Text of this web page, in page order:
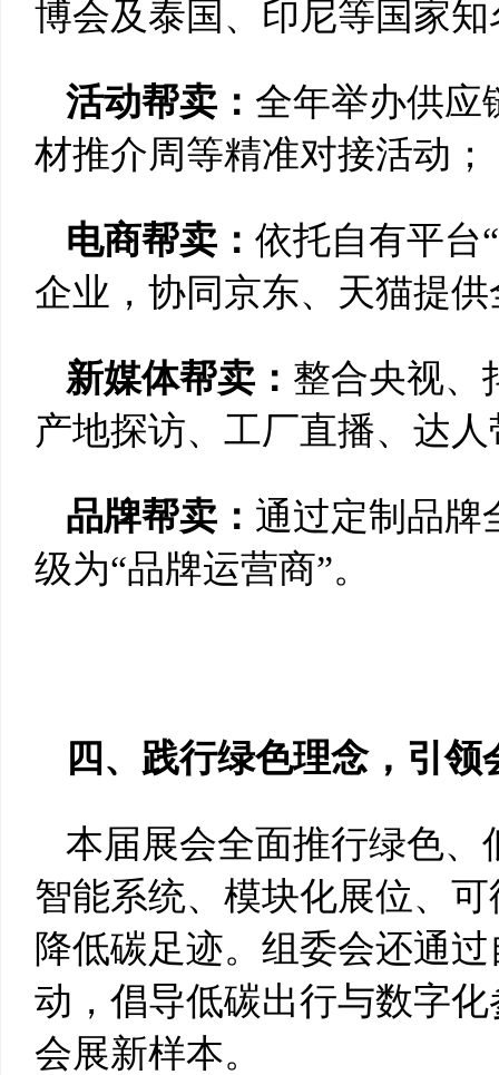
博会及泰国、印尼等国家
活动帮卖： 全年举办供应
材推介周等精准对接活动；
电商帮卖： 依托自有平台
企业，协同京东、天猫提
新媒体帮卖： 整合央视、
产地探访、工厂直播、达
品牌帮卖： 通过定制品牌
级为“品牌运营商”。
四、践行绿色理念，引
本届展会全面推行绿色
智能系统、模块化展位、
降低碳足迹。组委会还通
动，倡导低碳出行与数字
会展新样本。